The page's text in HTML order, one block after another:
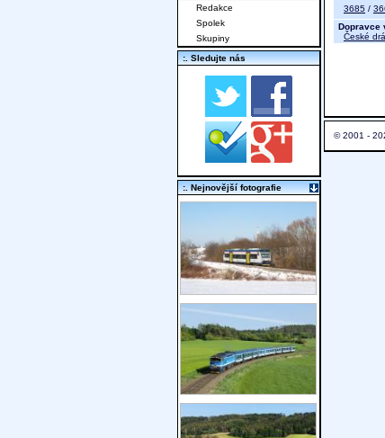
3685 /
Dopravce
České
© 2001 -
Redakce
Spolek
Skupiny
:. Sledujte nás
:. Nejnovější fotografie